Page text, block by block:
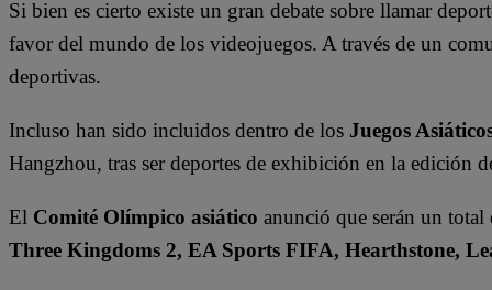
Si bien es cierto existe un gran debate sobre llamar
favor del mundo de los videojuegos. A través de un
deportivas.
Incluso han sido incluidos dentro de los Juegos
Hangzhou, tras ser deportes de exhibición en la edición
El Comité Olímpico asiático anunció que serán un
Three Kingdoms 2, EA Sports FIFA, Hearthstone,